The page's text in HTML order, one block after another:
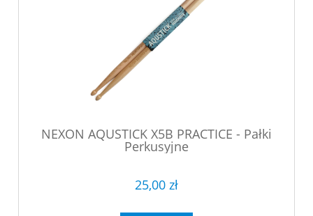
NEXON AQUSTICK X5B PRACTICE - Pałki
Perkusyjne
25,00 zł